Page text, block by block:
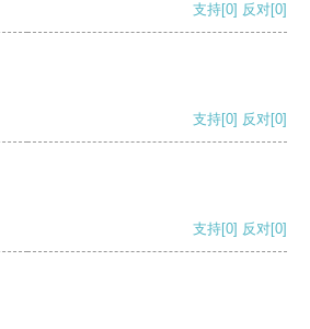
支持[0] 反对[0]
支持[0] 反对[0]
支持[0] 反对[0]